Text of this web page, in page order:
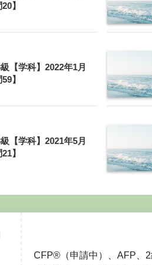
20】
級【学科】2022年1月
59】
級【学科】2021年5月
21】
CFP®（申請中）、AFP、